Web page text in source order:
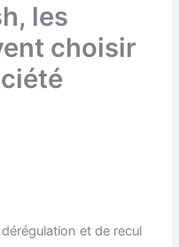
les
choisir
et de recul